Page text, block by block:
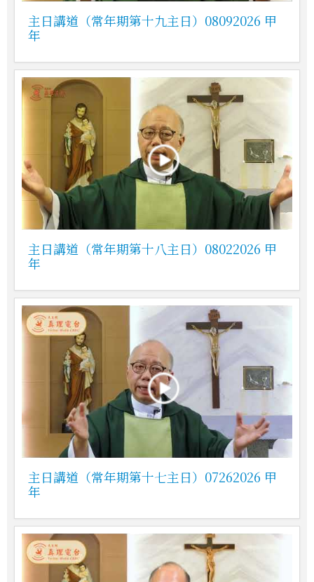
主日講道（常年期第十九主日）08092026 甲
年
主日講道（常年期第十八主日）08022026 甲
年
主日講道（常年期第十七主日）07262026 甲
年